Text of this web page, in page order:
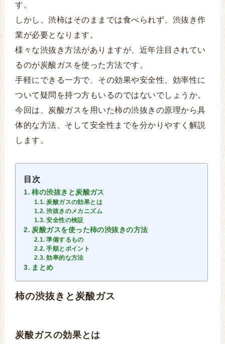
す。
しかし、渋柿はそのままでは食べられず、渋抜き作
業が必要となります。
様々な渋抜き方法がありますが、近年注目されてい
るのが炭酸ガスを使った方法です。
手軽にできる一方で、その効果や安全性、効率性に
ついて疑問を持つ方もいるのではないでしょうか。
今回は、炭酸ガスを用いた柿の渋抜きの原理から具
体的な方法、そして安全性までを分かりやすく解説
します。
目次
柿の渋抜きと炭酸ガス
炭酸ガスの効果とは
渋抜きのメカニズム
安全性の検証
炭酸ガスを使った柿の渋抜きの方法
準備するもの
手順とポイント
効率的な方法
まとめ
柿の渋抜きと炭酸ガス
炭酸ガスの効果とは